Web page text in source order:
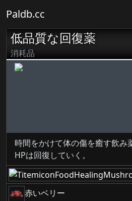
Paldb.cc
低品質な回復薬
消耗品
時間をかけて体の傷を癒す飲み
HPは回復していく。
赤いベリー